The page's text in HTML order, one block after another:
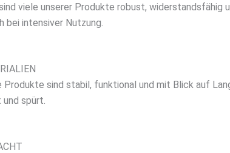
viele unserer Produkte robust, widerstandsfähig
bei intensiver Nutzung.
sind stabil, funktional und mit Blick auf
spürt.